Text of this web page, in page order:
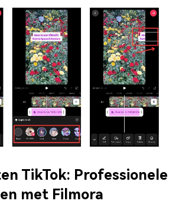
TikTok: Professionele
met Filmora